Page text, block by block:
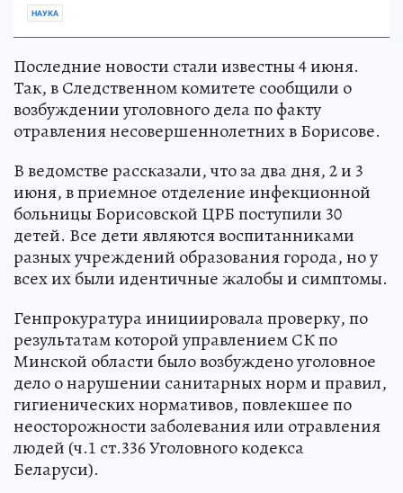
НАУКА
Последние новости стали известны 4 июня.
Так, в Следственном комитете сообщили о
возбуждении уголовного дела по факту
отравления несовершеннолетних в Борисове.
В ведомстве рассказали, что за два дня, 2 и 3
июня, в приемное отделение инфекционной
больницы Борисовской ЦРБ поступили 30
детей. Все дети являются воспитанниками
разных учреждений образования города, но у
всех их были идентичные жалобы и симптомы.
Генпрокуратура инициировала проверку, по
результатам которой управлением СК по
Минской области было возбуждено уголовное
дело о нарушении санитарных норм и правил,
гигиенических нормативов, повлекшее по
неосторожности заболевания или отравления
людей (ч.1 ст.336 Уголовного кодекса
Беларуси).